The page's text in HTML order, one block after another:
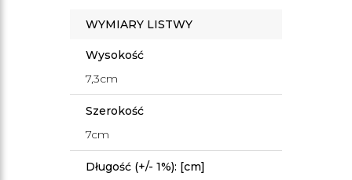
WYMIARY LISTWY
Wysokość
7,3cm
Szerokość
7cm
Długość (+/- 1%): [cm]